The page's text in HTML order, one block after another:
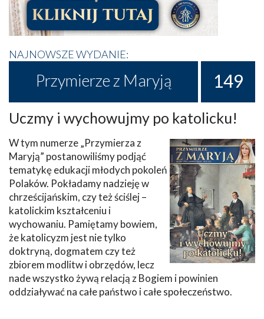
NAJNOWSZE WYDANIE:
Przymierze z Maryją 149
Uczmy i wychowujmy po katolicku!
W tym numerze „Przymierza z
Maryją” postanowiliśmy podjąć
tematykę edukacji młodych pokoleń
Polaków. Pokładamy nadzieję w
chrześcijańskim, czy też ściślej –
katolickim kształceniu i
wychowaniu. Pamiętamy bowiem,
że katolicyzm jest nie tylko
doktryną, dogmatem czy też
zbiorem modlitw i obrzędów, lecz
nade wszystko żywą relacją z Bogiem i powinien
oddziaływać na całe państwo i całe społeczeństwo.